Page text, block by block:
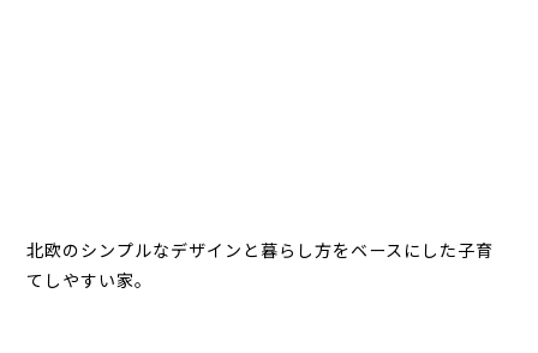
北欧のシンプルなデザインと暮らし方をベースにした子育
てしやすい家。